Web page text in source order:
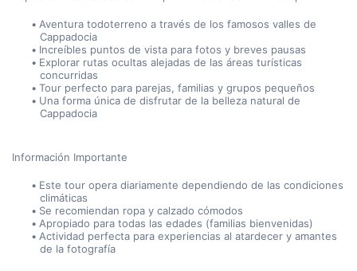
Aventura todoterreno a través de los famosos valles de
Cappadocia
Increíbles puntos de vista para fotos y breves pausas
Explorar rutas ocultas alejadas de las áreas turísticas
concurridas
Tour perfecto para parejas, familias y grupos pequeños
Una forma única de disfrutar de la belleza natural de
Cappadocia
Información Importante
Este tour opera diariamente dependiendo de las condiciones
climáticas
Se recomiendan ropa y calzado cómodos
Apropiado para todas las edades (familias bienvenidas)
Actividad perfecta para experiencias al atardecer y amantes
de la fotografía